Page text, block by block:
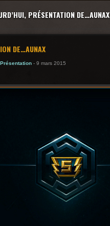
PRÉSENTATION DE…AUNAX
DE…AUNAX
Présentation - 9 mars 2015